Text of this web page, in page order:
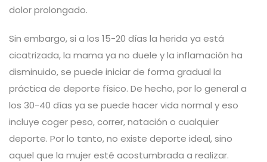
dolor prolongado.
Sin embargo, si a los 15-20 días la herida ya está
cicatrizada, la mama ya no duele y la inflamación ha
disminuido, se puede iniciar de forma gradual la
práctica de deporte físico. De hecho, por lo general a
los 30-40 días ya se puede hacer vida normal y eso
incluye coger peso, correr, natación o cualquier
deporte. Por lo tanto, no existe deporte ideal, sino
aquel que la mujer esté acostumbrada a realizar.